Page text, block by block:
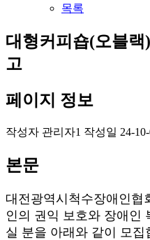
목록
대형커피숍(오블
고
페이지 정보
작성자 관리자1 작성일 24-
본문
대전광역시척수장애인협
인의 권익 보호와 장애인
실 분을 아래와 같이 모집